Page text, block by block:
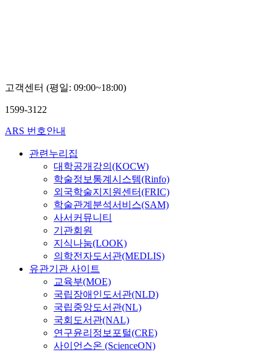
고객센터 (평일: 09:00~18:00)
1599-3122
ARS 번호안내
관련누리집
대학공개강의(KOCW)
학술정보통계시스템(Rinfo)
외국학술지지원센터(FRIC)
학술관계분석서비스(SAM)
사서커뮤니티
기관회원
지식나눔(LOOK)
의학전자도서관(MEDLIS)
유관기관 사이트
교육부(MOE)
국립장애인도서관(NLD)
국립중앙도서관(NL)
국회도서관(NAL)
연구윤리정보포털(CRE)
사이언스온 (ScienceON)